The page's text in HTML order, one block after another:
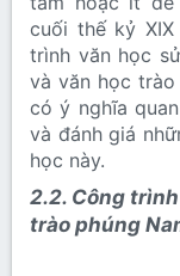
cuối thế kỷ XIX
trình văn học
và văn học trào
có ý nghĩa
và đánh giá
học này.​
2.2. Công
trào phúng